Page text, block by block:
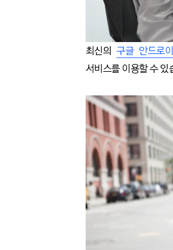
최신의구글 안드로
서비스를 이용할 수 있